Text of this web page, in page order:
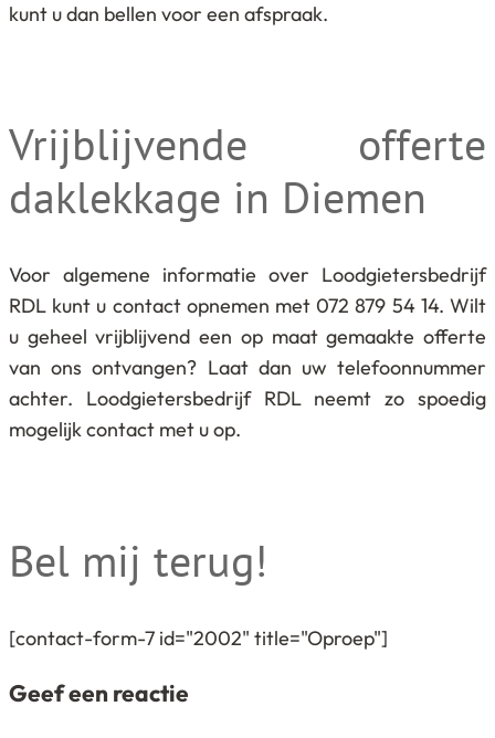
kunt u dan bellen voor een afspraak.
Vrijblijvende offerte
daklekkage in Diemen
Voor algemene informatie over Loodgietersbedrijf
RDL kunt u contact opnemen met 072 879 54 14. Wilt
u geheel vrijblijvend een op maat gemaakte offerte
van ons ontvangen? Laat dan uw telefoonnummer
achter. Loodgietersbedrijf RDL neemt zo spoedig
mogelijk contact met u op.
Bel mij terug!
[contact-form-7 id="2002" title="Oproep"]
Geef een reactie